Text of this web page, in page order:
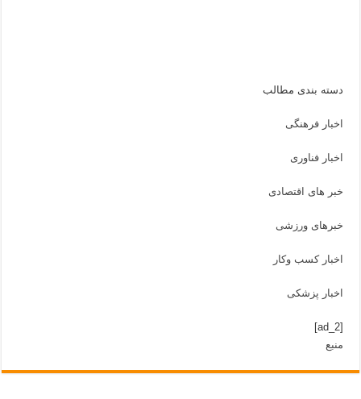
دسته بندی مطالب
اخبار فرهنگی
اخبار فناوری
خبر های اقتصادی
خبرهای ورزشی
اخبار کسب وکار
اخبار پزشکی
[ad_2]
منبع